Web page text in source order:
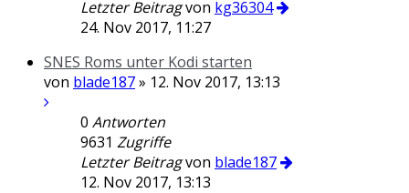
Letzter Beitragvon kg36304
24. Nov 2017, 11:27
SNES Roms unter Kodi starten
von blade187» 12. Nov 2017, 13:13
0 Antworten
9631 Zugriffe
Letzter Beitragvon blade187
12. Nov 2017, 13:13